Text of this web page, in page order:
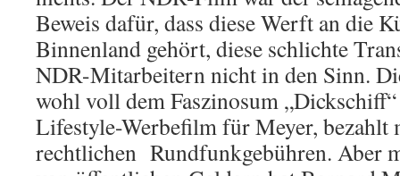
Beweis dafür, dass diese Werft an die
Binnenland gehört, diese schlichte
NDR-Mitarbeitern nicht in den Sinn.
wohl voll dem Faszinosum
Lifestyle-Werbefilm für Meyer,
rechtlichen Rundfunkgebühren. Aber